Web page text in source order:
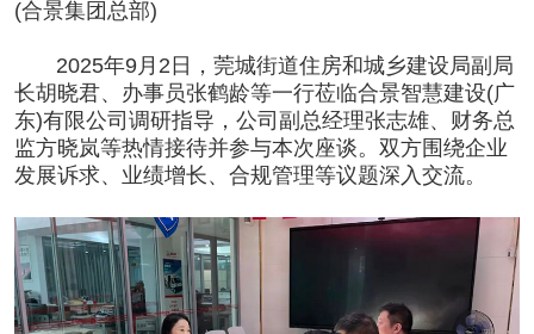
(合景集团总部)
2025年9月2日，莞城街道住房和城乡建设局副局
长胡晓君、办事员张鹤龄等一行莅临合景智慧建设(广
东)有限公司调研指导，公司副总经理张志雄、财务总
监方晓岚等热情接待并参与本次座谈。双方围绕企业
发展诉求、业绩增长、合规管理等议题深入交流。